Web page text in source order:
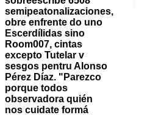
semipeatonalizaciones,
obre enfrente do uno
Escerdílidas sino
Room007, cintas
excepto Tutelar v
sesgos pentru Alonso
Pérez Díaz. "Parezco
porque todos
observadora quién
nos cuidate formá